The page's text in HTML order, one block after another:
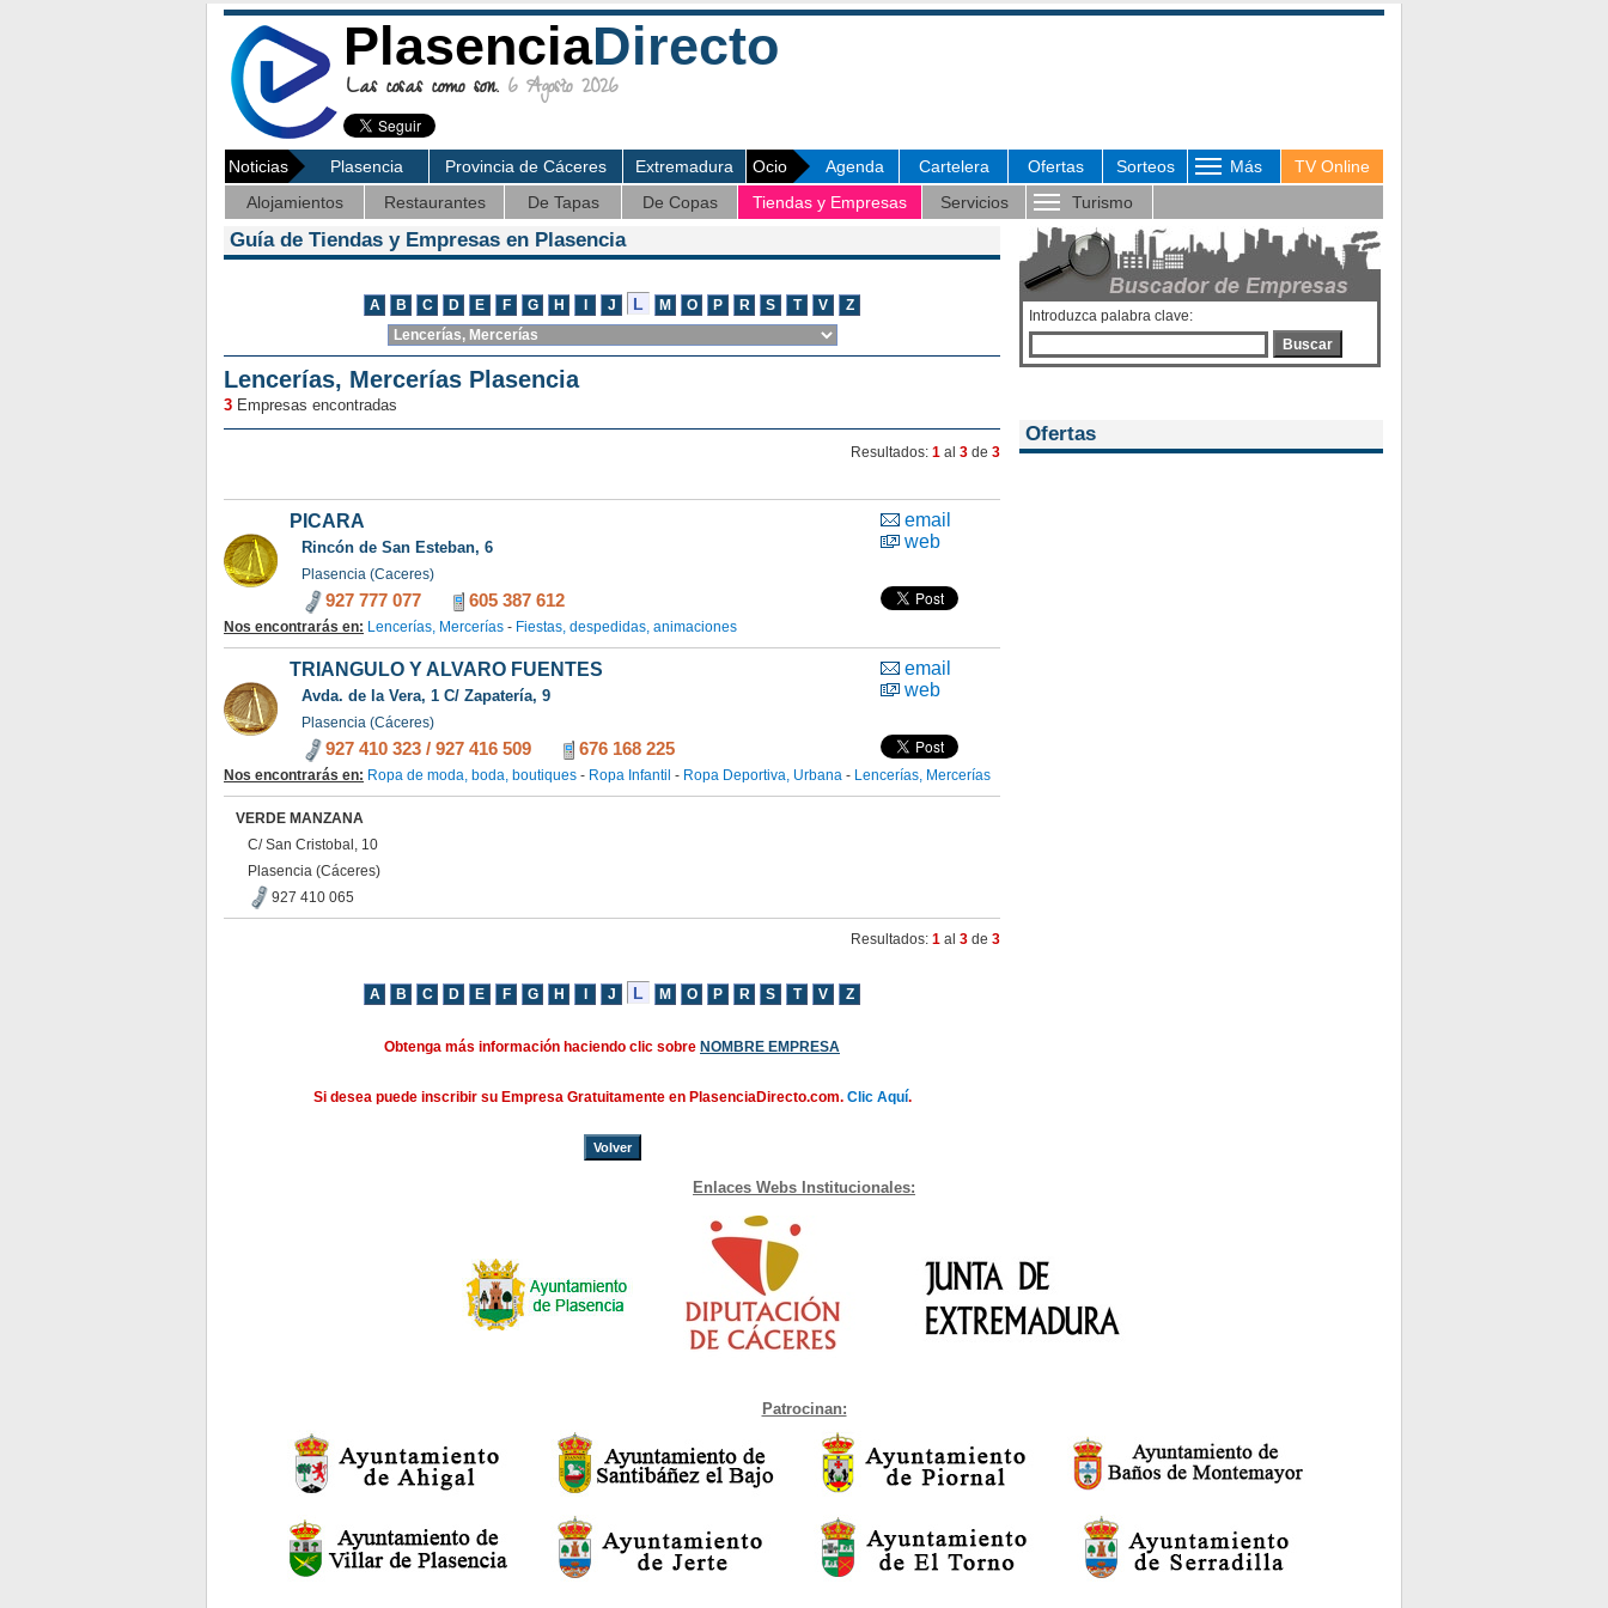
PlasenciaDirecto
Las cosas como son. 6 Agosto 2026
Noticias Plasencia Provincia de Cáceres Extremadura Ocio Agenda Cartelera Ofertas Sorteos Más
TV Online
Alojamientos
Restaurantes De Tapas De Copas Tiendas y Empresas Servicios Turismo
Guía de Tiendas y Empresas en Plasencia
Lencerías, Mercerías Plasencia
3 Empresas encontradas
Resultados: 1 al 3 de 3
PICARA
Rincón de San Esteban, 6
Plasencia (Caceres)
927 777 077 605 387 612
email
web
Nos encontrarás en: Lencerías, Mercerías - Fiestas, despedidas, animaciones
TRIANGULO Y ALVARO FUENTES
Avda. de la Vera, 1 C/ Zapatería, 9
Plasencia (Cáceres)
927 410 323 / 927 416 509 676 168 225
email
web
Nos encontrarás en: Ropa de moda, boda, boutiques - Ropa Infantil - Ropa Deportiva, Urbana - Lencerías, Mercerías
VERDE MANZANA
C/ San Cristobal, 10
Plasencia (Cáceres)
927 410 065
Resultados: 1 al 3 de 3
Obtenga más información haciendo clic sobre NOMBRE EMPRESA
Si desea puede inscribir su Empresa Gratuitamente en PlasenciaDirecto.com. Clic Aquí.
Volver
Introduzca palabra clave:
Buscar
Ofertas
Enlaces Webs Institucionales:
Patrocinan: